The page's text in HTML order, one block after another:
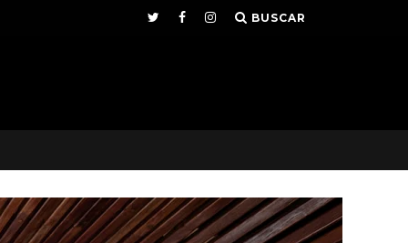
BUSCAR